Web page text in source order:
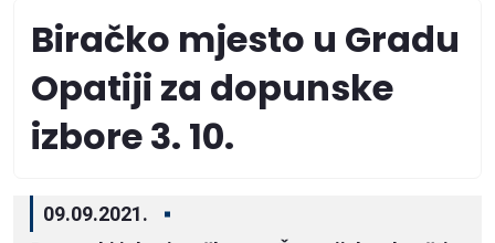
Biračko mjesto u Gradu
Opatiji za dopunske
izbore 3. 10.
09.09.2021.